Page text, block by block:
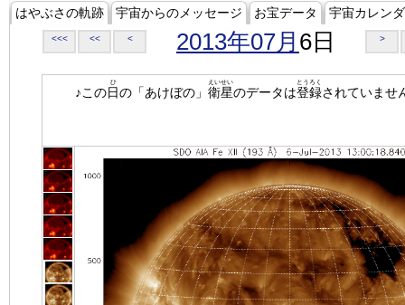
はやぶさの軌跡 宇宙からのメッセージ お宝データ 宇宙カレン
<<< << < 2013年07月 6日 >
♪この日
ひ
の「あけぼの」 衛星
えいせい
のデータは登録
とうろく
されていませ